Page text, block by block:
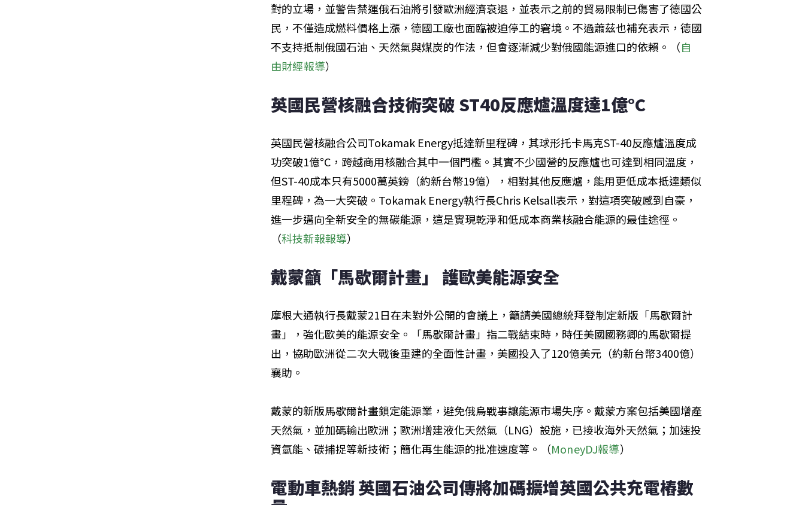
對的立場，並警告禁運俄石油將引發歐洲經濟衰退，並表示之前的貿易限制已傷害了德國公
民，不僅造成燃料價格上漲，德國工廠也面臨被迫停工的窘境。不過蕭茲也補充表示，德國
不支持抵制俄國石油、天然氣與煤炭的作法，但會逐漸減少對俄國能源進口的依賴。（自
由財經報導）
英國民營核融合技術突破 ST40反應爐溫度達1億°C
英國民營核融合公司Tokamak Energy抵達新里程碑，其球形托卡馬克ST-40反應爐溫度成
功突破1億°C，跨越商用核融合其中一個門檻。其實不少國營的反應爐也可達到相同溫度，
但ST-40成本只有5000萬英鎊（約新台幣19億），相對其他反應爐，能用更低成本抵達類似
里程碑，為一大突破。Tokamak Energy執行長Chris Kelsall表示，對這項突破感到自豪，
進一步邁向全新安全的無碳能源，這是實現乾淨和低成本商業核融合能源的最佳途徑。
（科技新報報導）
戴蒙籲「馬歇爾計畫」 護歐美能源安全
摩根大通執行長戴蒙21日在未對外公開的會議上，籲請美國總統拜登制定新版「馬歇爾計
畫」，強化歐美的能源安全。「馬歇爾計畫」指二戰結束時，時任美國國務卿的馬歇爾提
出，協助歐洲從二次大戰後重建的全面性計畫，美國投入了120億美元（約新台幣3400億）
襄助。
戴蒙的新版馬歇爾計畫鎖定能源業，避免俄烏戰事讓能源市場失序。戴蒙方案包括美國增產
天然氣，並加碼輸出歐洲；歐洲增建液化天然氣（LNG）設施，已接收海外天然氣；加速投
資氫能、碳捕捉等新技術；簡化再生能源的批准速度等。（MoneyDJ報導）
電動車熱銷 英國石油公司傳將加碼擴增英國公共充電樁數